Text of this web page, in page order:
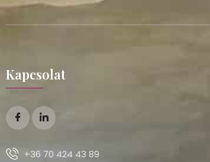
Kapcsolat
+36 70 424 43 89